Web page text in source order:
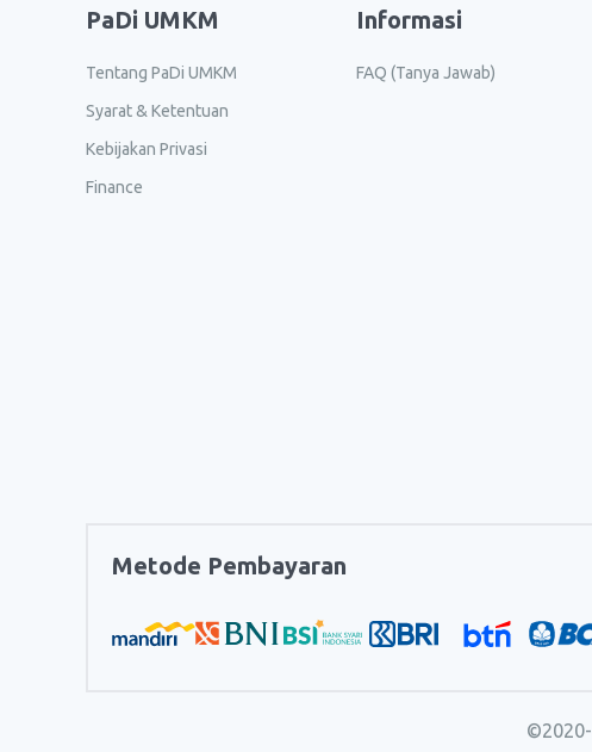
PaDi UMKM
Tentang PaDi UMKM
Syarat & Ketentuan
Kebijakan Privasi
Finance
Informasi
FAQ (Tanya Jawab)
Metode Pembayaran
©2020-